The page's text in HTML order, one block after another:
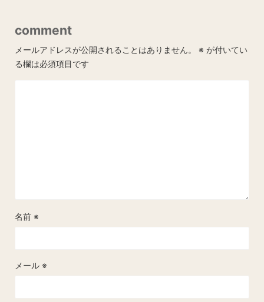
comment
メールアドレスが公開されることはありません。 ※ が付いてい
る欄は必須項目です
名前 ※
メール ※